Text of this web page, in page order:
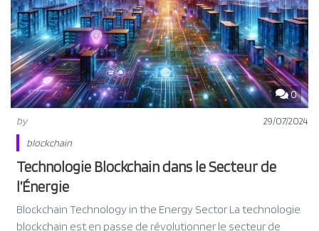
0
by
29/07/2024
blockchain
Technologie Blockchain dans le Secteur de
l’Énergie
Blockchain Technology in the Energy Sector La technologie
blockchain est en passe de révolutionner le secteur de